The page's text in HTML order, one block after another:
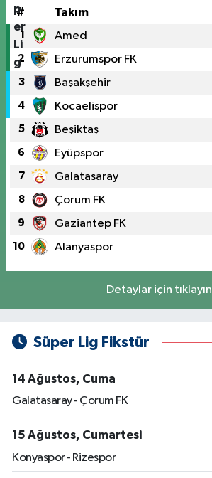
# Takım
1 Amed
2 Erzurumspor FK
3 Başakşehir
4 Kocaelispor
5 Beşiktaş
6 Eyüpspor
7 Galatasaray
8 Çorum FK
9 Gaziantep FK
10 Alanyaspor
Detaylar için tıklayın
Süper Lig Fikstür
14 Ağustos, Cuma
Galatasaray - Çorum FK
15 Ağustos, Cumartesi
Konyaspor - Rizespor